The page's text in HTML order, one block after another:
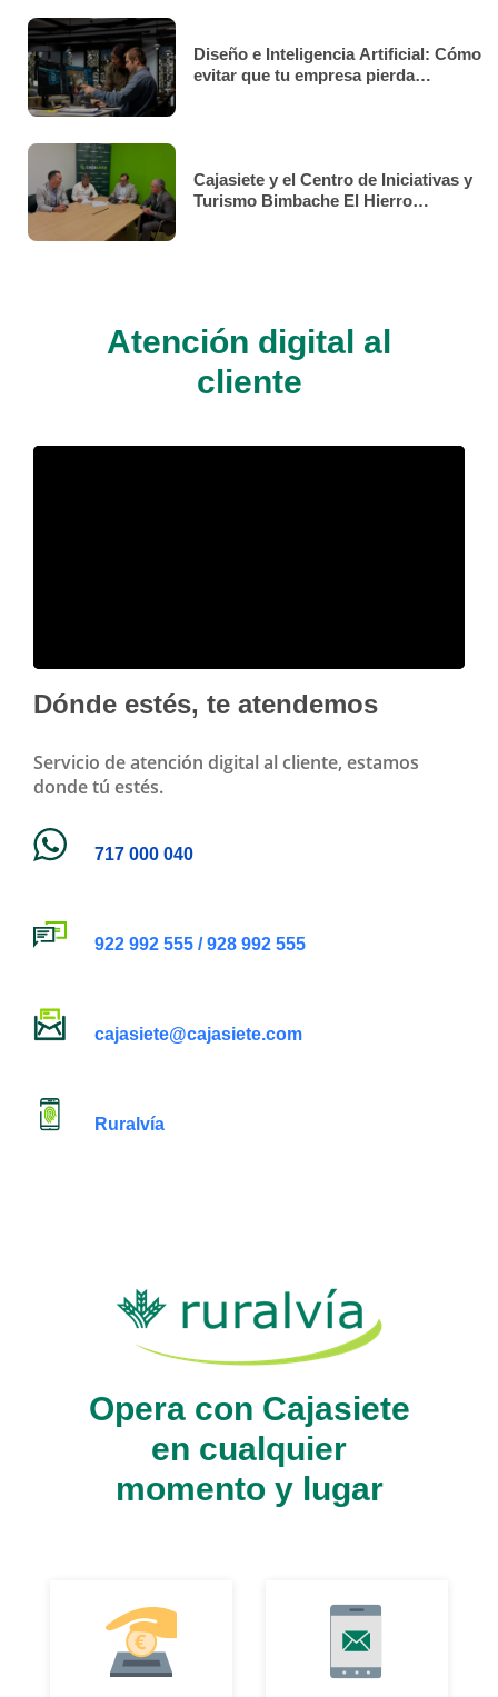
Diseño e Inteligencia Artificial: Cómo
evitar que tu empresa pierda
Cajasiete y el Centro de Iniciativas y
Turismo Bimbache El Hierro
Atención digital al
cliente
Dónde estés, te atendemos
Servicio de atención digital al cliente, estamos
donde tú estés.
717 000 040
922 992 555 / 928 992 555
cajasiete@cajasiete.com
Ruralvía
Opera con Cajasiete
en cualquier
momento y lugar